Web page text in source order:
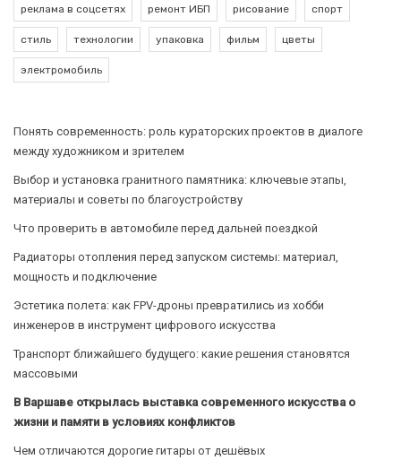
реклама в соцсетях ремонт ИБП рисование спорт
стиль технологии упаковка фильм цветы
электромобиль
Понять современность: роль кураторских проектов в диалоге
между художником и зрителем
Выбор и установка гранитного памятника: ключевые этапы,
материалы и советы по благоустройству
Что проверить в автомобиле перед дальней поездкой
Радиаторы отопления перед запуском системы: материал,
мощность и подключение
Эстетика полета: как FPV-дроны превратились из хобби
инженеров в инструмент цифрового искусства
Транспорт ближайшего будущего: какие решения становятся
массовыми
В Варшаве открылась выставка современного искусства о
жизни и памяти в условиях конфликтов
Чем отличаются дорогие гитары от дешёвых